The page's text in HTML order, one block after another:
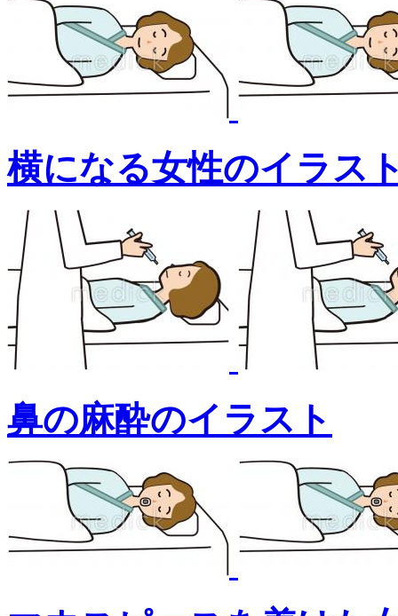
横になる女性のイラス
鼻の麻酔のイラスト